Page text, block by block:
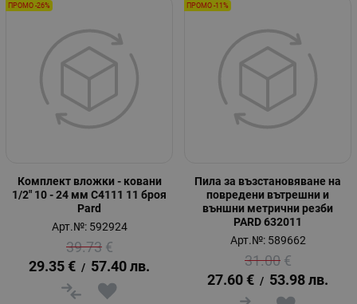
Комплект вложки - ковани
1/2" 10 - 24 мм С4111 11 броя
Pard
Арт.№: 592924
39.73 €
29.35 € / 57.40 лв.
ПРОМО -26%
Пила за възстановяване на
повредени вътрешни и
външни метрични резби
PARD 632011
Арт.№: 589662
31.00 €
27.60 € / 53.98 лв.
ПРОМО -11%